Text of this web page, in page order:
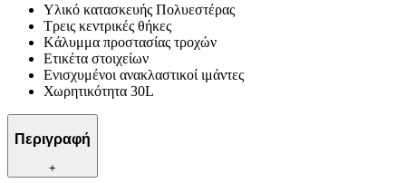
Υλικό κατασκευής Πολυεστέρας
Τρεις κεντρικές θήκες
Kάλυμμα προστασίας τροχών
Ετικέτα στοιχείων
Ενισχυμένοι ανακλαστικοί ιμάντες
Χωρητικότητα 30L
Περιγραφή
+